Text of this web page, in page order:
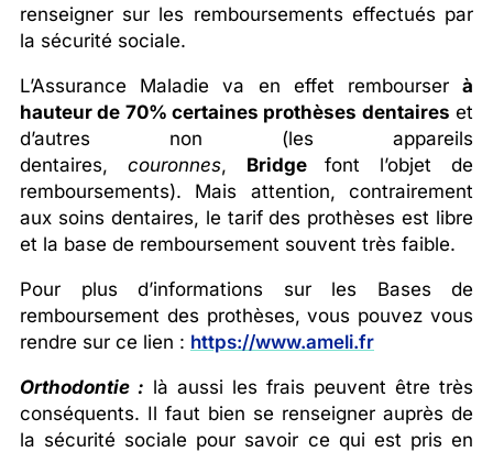
renseigner sur les remboursements effectués par
la sécurité sociale.
L’Assurance Maladie va en effet rembourser à
hauteur de 70% certaines prothèses dentaires et
d’autres non (les appareils
dentaires, couronnes, Bridgefont l’objet de
remboursements). Mais attention, contrairement
aux soins dentaires, le tarif des prothèses est libre
et la base de remboursement souvent très faible.
Pour plus d’informations sur les Bases de
remboursement des prothèses, vous pouvez vous
rendre sur ce lien : https://www.ameli.fr
Orthodontie : là aussi les frais peuvent être très
conséquents. Il faut bien se renseigner auprès de
la sécurité sociale pour savoir ce qui est pris en